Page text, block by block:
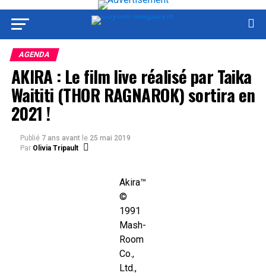
AGENDA
AKIRA : Le film live réalisé par Taika
Waititi (THOR RAGNAROK) sortira en
2021 !
Publié 7 ans avant le 25 mai 2019
Par Olivia Tripault
Akira™
©
1991
Mash-
Room
Co.,
Ltd.,